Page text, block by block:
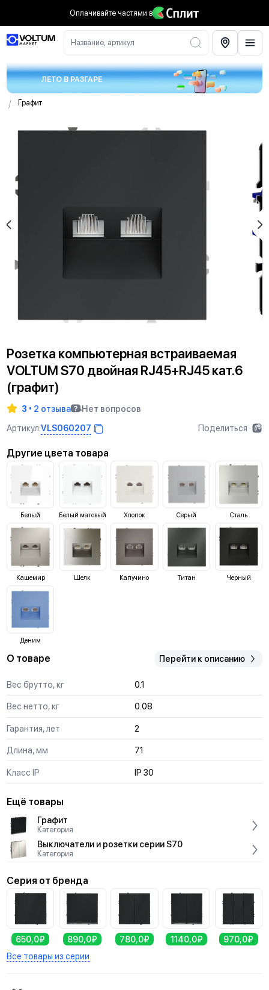
Оплачивайте частями в
Название, артикул
ЛЕТО В РАЗГАРЕ
/ Графит
Розетка компьютерная встраиваемая
VOLTUM S70 двойная RJ45+RJ45 кат.6
(графит)
3 2 отзыва
Нет вопросов
Артикул:VLS060207 Поделиться
Другие цвета товара
Белый Белый матовый Хлопок Серый Сталь
Кашемир Шелк Капучино Титан Черный
Деним
О товаре Перейти к описанию
Вес брутто, кг 0.1
Вес нетто, кг 0.08
Гарантия, лет 2
Длина, мм 71
Класс IP IP 30
Ещё товары
Графит
Категория
Выключатели и розетки серии S70
Категория
Серия от бренда
650,0₽ 890,0₽ 780,0₽ 1140,0₽
970,0₽
Все товары из серии